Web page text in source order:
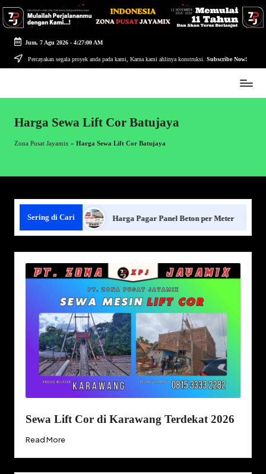
Skip
content
Jum, 7 Agu 2026- 4:27:01 AM
Percayakan segala proyek anda pada kami, Karna kami ahlinya konstruksi. Subscribe Now!
-
Ahlinya
Harga Sewa Lift Cor Batujaya
Zona Pusat Jayamix » Harga Sewa Lift Cor Batujaya
Sering di Cari
Panel Beton Harga Pagar Panel Beton per Meter
Sewa Lift Cor di Karawang Terdekat 2026
Read More